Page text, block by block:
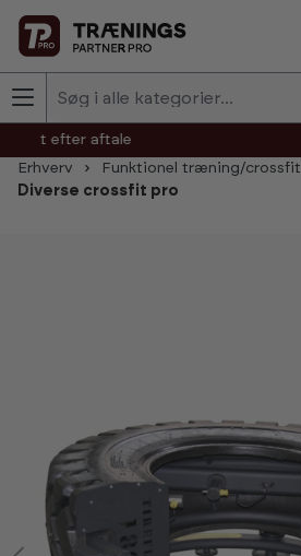
Skip to main content
efter aftale
Erhverv
Funktionel træning/crossfit
Diverse crossfit pro